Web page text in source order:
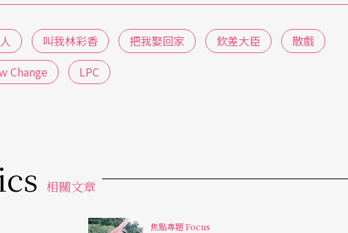
個小寶寶一樣，讓自己回到最初，如新生之姿於劇場內誕生。
叫我林彩香 把我娶回家 欽差大臣
散戲
Change
LPC
相關文章
焦點專題 Focus